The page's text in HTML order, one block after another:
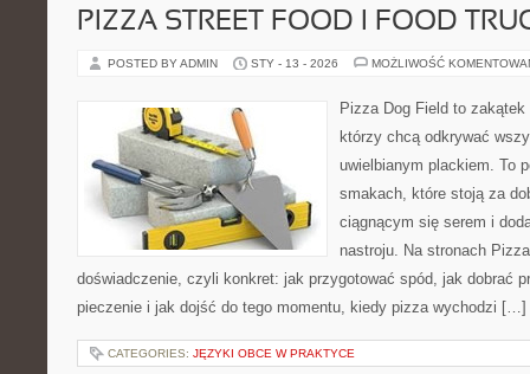
PIZZA STREET FOOD I FOOD
POSTED BY ADMIN STY - 13 - 2026 MOŻLIWOŚĆ
Pizza Dog Field to
którzy chcą odkrywać
uwielbianym plackiem. To
smakach, które stoją za
ciągnącym się serem i
nastroju. Na stronach
doświadczenie, czyli konkret: jak przygotować spód, jak dobrać
pieczenie i jak dojść do tego momentu, kiedy pizza wychodzi […]
CATEGORIES: JĘZYKI OBCE W PRAKTYCE